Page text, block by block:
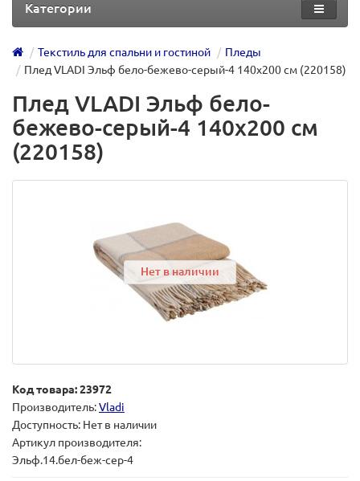
Категории
Текстиль для спальни и гостиной
Пледы
Плед VLADI Эльф бело-бежево-серый-4 140х200 см (220158)
Плед VLADI Эльф бело-
бежево-серый-4 140х200 см
(220158)
Нет в наличии
Код товара: 23972
Производитель:Vladi
Доступность: Нет в наличии
Артикул производителя:
Эльф.14.бел-беж-сер-4